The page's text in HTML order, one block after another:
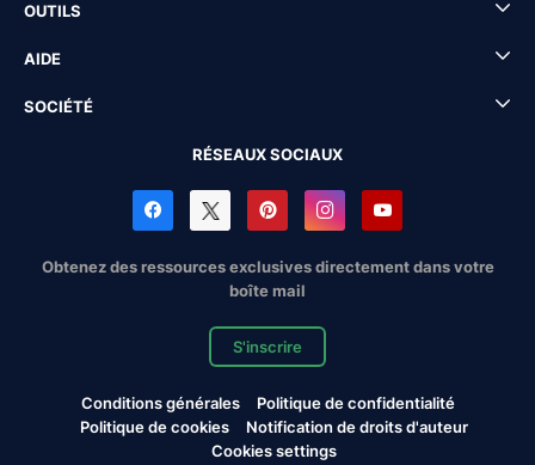
OUTILS
AIDE
SOCIÉTÉ
RÉSEAUX SOCIAUX
Obtenez des ressources exclusives directement dans votre
boîte mail
S'inscrire
Conditions générales
Politique de confidentialité
Politique de cookies
Notification de droits d'auteur
Cookies settings